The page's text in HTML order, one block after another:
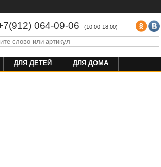
064-09-06 (10.00-18.00)
ДЛЯ ДЕТЕЙ ДЛЯ ДОМА